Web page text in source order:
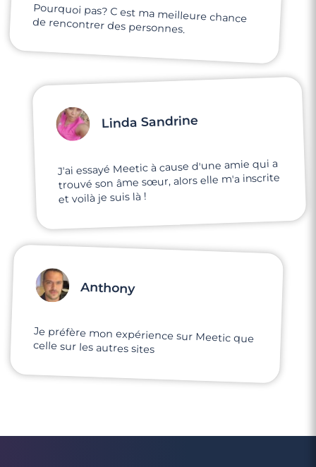
Pourquoi pas? C est ma meilleure chance
de rencontrer des personnes.
Linda Sandrine
J'ai essayé Meetic à cause d'une amie qui a
trouvé son âme sœur, alors elle m'a inscrite
et voilà je suis là !
Anthony
Je préfère mon expérience sur Meetic que
celle sur les autres sites